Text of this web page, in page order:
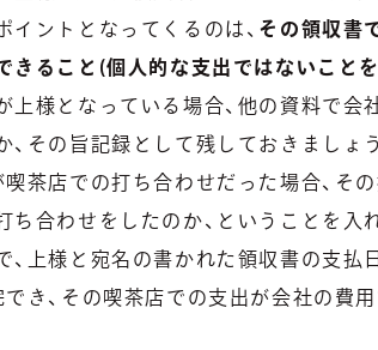
イントとなってくるのは、 その領収書
きること(個人的な支出ではないこと
上様となっている場合、他の資料で
、その旨記録として残しておきましょう
喫茶店での打ち合わせだった場合、そ
ち合わせをしたのか、ということを入
、上様と宛名の書かれた領収書の支払
でき、その喫茶店での支出が会社の費